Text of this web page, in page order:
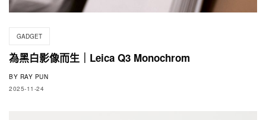
GADGET
為黑白影像而生｜Leica Q3 Monochrom
BY RAY PUN
2025-11-24